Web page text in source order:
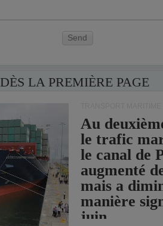
Send
DÈS LA PREMIÈRE PAGE
Au
le trafic
le canal de
augmenté
mais a
manière
juin.